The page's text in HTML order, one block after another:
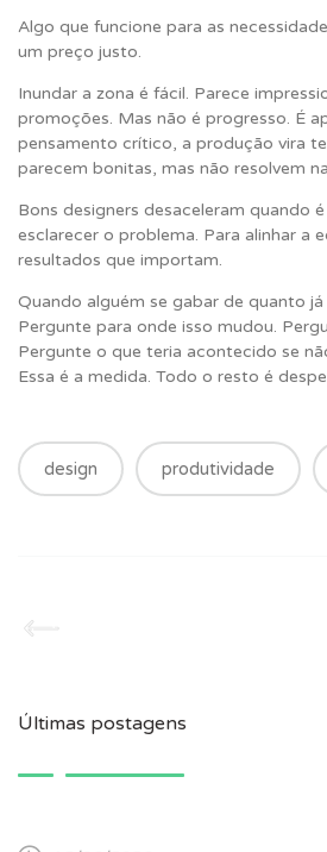
Algo que funcione para as
um preço justo.
Inundar a zona é fácil. Parece
promoções. Mas não é progresso. É
pensamento crítico, a produção vira
parecem bonitas, mas não resolvem
Bons designers desaceleram quando
esclarecer o problema. Para alinhar a
resultados que importam.
Quando alguém se gabar de quanto já
Pergunte para onde isso mudou.
Pergunte o que teria acontecido se
Essa é a medida. Todo o resto é
design produtividade
Últimas postagens